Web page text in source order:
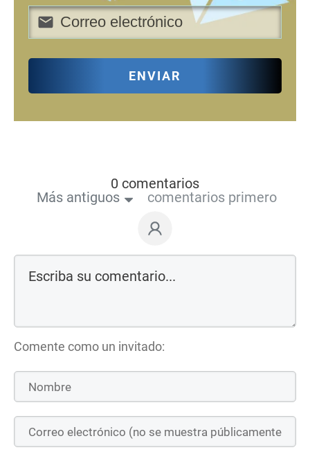
ENVIAR
0 comentarios
Más antiguos
comentarios primero
Comente como un invitado: